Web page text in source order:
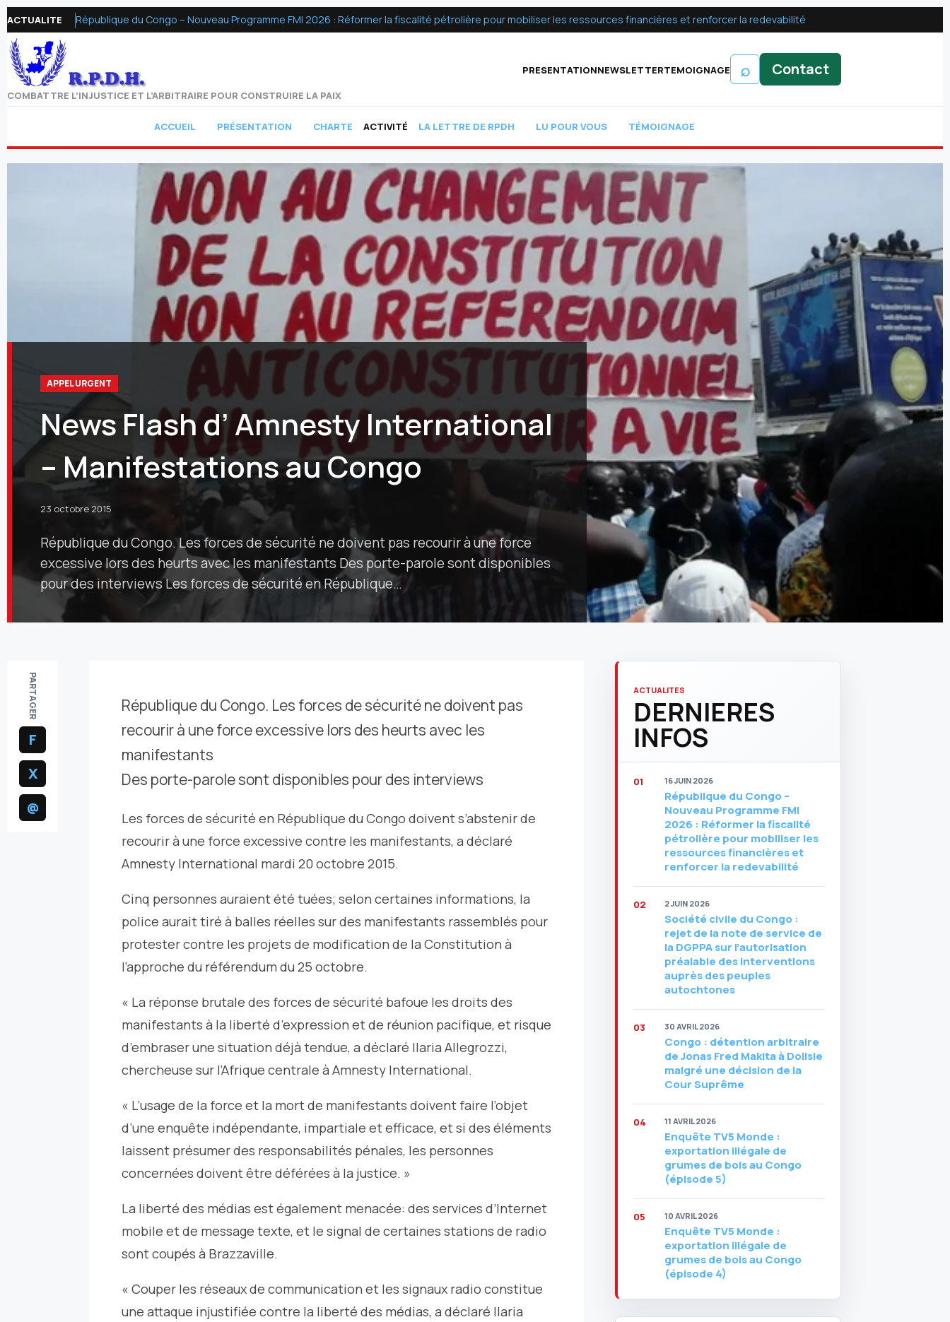
ACTUALITE République du Congo – Nouveau Programme FMI 2026 : Réformer la fiscalité pétrolière pour mobiliser les ressources financières et renforcer la redevabilité
COMBATTRE L’INJUSTICE ET L’ARBITRAIRE POUR CONSTRUIRE LA PAIX
PRESENTATIONNEWSLETTERTEMOIGNAGE ⌕ Contact
ACCUEIL PRÉSENTATION CHARTE ACTIVITÉ LA LETTRE DE RPDH LU POUR VOUS TÉMOIGNAGE
APPEL URGENT
News Flash d’ Amnesty International
– Manifestations au Congo
23 octobre 2015
République du Congo. Les forces de sécurité ne doivent pas recourir à une force
excessive lors des heurts avec les manifestants Des porte-parole sont disponibles
pour des interviews Les forces de sécurité en République…
PARTAGER
F
X
@
République du Congo. Les forces de sécurité ne doivent pas
recourir à une force excessive lors des heurts avec les
manifestants
Des porte-parole sont disponibles pour des interviews
Les forces de sécurité en République du Congo doivent s’abstenir de
recourir à une force excessive contre les manifestants, a déclaré
Amnesty International mardi 20 octobre 2015.
Cinq personnes auraient été tuées; selon certaines informations, la
police aurait tiré à balles réelles sur des manifestants rassemblés pour
protester contre les projets de modification de la Constitution à
l’approche du référendum du 25 octobre.
« La réponse brutale des forces de sécurité bafoue les droits des
manifestants à la liberté d’expression et de réunion pacifique, et risque
d’embraser une situation déjà tendue, a déclaré Ilaria Allegrozzi,
chercheuse sur l’Afrique centrale à Amnesty International.
« L’usage de la force et la mort de manifestants doivent faire l’objet
d’une enquête indépendante, impartiale et efficace, et si des éléments
laissent présumer des responsabilités pénales, les personnes
concernées doivent être déférées à la justice. »
La liberté des médias est également menacée: des services d’Internet
mobile et de message texte, et le signal de certaines stations de radio
sont coupés à Brazzaville.
« Couper les réseaux de communication et les signaux radio constitue
une attaque injustifiée contre la liberté des médias, a déclaré Ilaria
ACTUALITES
DERNIERES
INFOS
16 JUIN 2026
République du Congo –
Nouveau Programme FMI
2026 : Réformer la fiscalité
pétrolière pour mobiliser les
ressources financières et
renforcer la redevabilité
2 JUIN 2026
Société civile du Congo :
rejet de la note de service de
la DGPPA sur l’autorisation
préalable des interventions
auprès des peuples
autochtones
30 AVRIL 2026
Congo : détention arbitraire
de Jonas Fred Makita à Dolisie
malgré une décision de la
Cour Suprême
11 AVRIL 2026
Enquête TV5 Monde :
exportation illégale de
grumes de bois au Congo
(épisode 5)
10 AVRIL 2026
Enquête TV5 Monde :
exportation illégale de
grumes de bois au Congo
(épisode 4)